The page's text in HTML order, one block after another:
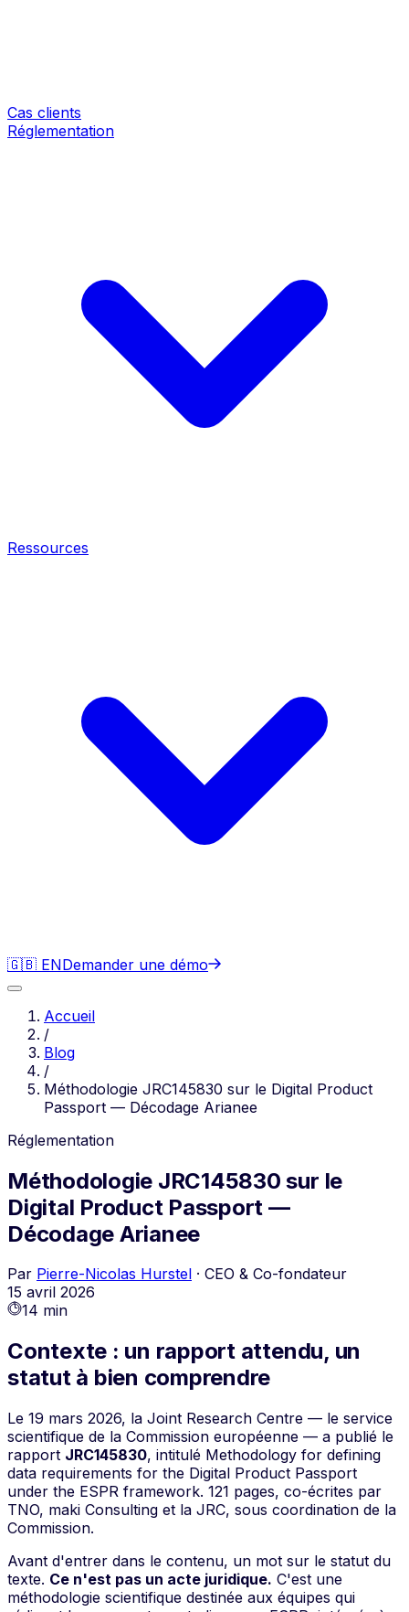
Cas clients
Réglementation
Ressources
🇬🇧 ENDemander une démo
Accueil
/
Blog
/
Méthodologie JRC145830 sur le Digital Product
Passport — Décodage Arianee
Réglementation
Méthodologie JRC145830 sur le
Digital Product Passport —
Décodage Arianee
Par Pierre-Nicolas Hurstel · CEO & Co-fondateur
15 avril 2026
14 min
Contexte : un rapport attendu, un
statut à bien comprendre
Le 19 mars 2026, la Joint Research Centre — le service
scientifique de la Commission européenne — a publié le
rapport JRC145830, intitulé Methodology for defining
data requirements for the Digital Product Passport
under the ESPR framework. 121 pages, co-écrites par
TNO, maki Consulting et la JRC, sous coordination de la
Commission.
Avant d'entrer dans le contenu, un mot sur le statut du
texte. Ce n'est pas un acte juridique. C'est une
méthodologie scientifique destinée aux équipes qui